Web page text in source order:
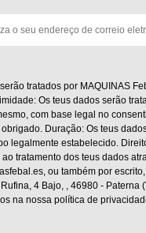
tratados por MAQUINAS
Os teus dados serão
com base legal no
Duração: Os teus
legalmente estabelecido.
tratamento dos teus dados
ou também por
4 Bajo, , 46980 -
na nossa política de